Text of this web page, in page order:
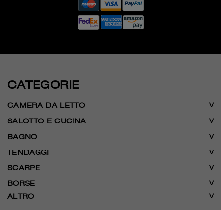
CATEGORIE
CAMERA DA LETTO
SALOTTO E CUCINA
BAGNO
TENDAGGI
SCARPE
BORSE
ALTRO